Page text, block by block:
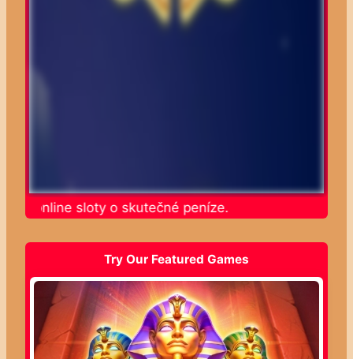
online sloty o skutečné peníze.
Try Our Featured Games